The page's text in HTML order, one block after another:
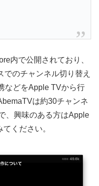
内で公開されており、
でのチャンネル切り替え
などをApple TVから行
は約30チャンネ
、興味のある方はApple
ください。